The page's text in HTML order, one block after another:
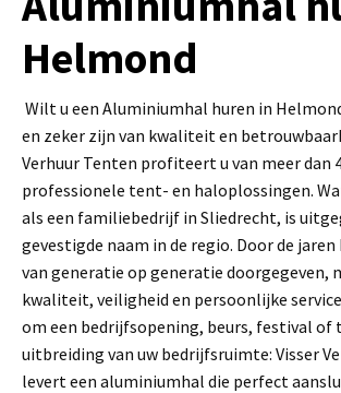
Helmond
Wilt u een Aluminiumhal huren in
en zeker zijn van kwaliteit en
Verhuur Tenten profiteert u van meer dan
professionele tent- en haloplossingen.
als een familiebedrijf in Sliedrecht, is
gevestigde naam in de regio. Door de jaren
van generatie op generatie doorgegeven,
kwaliteit, veiligheid en persoonlijke
om een bedrijfsopening, beurs, festival of
uitbreiding van uw bedrijfsruimte: Visser
levert een aluminiumhal die perfect